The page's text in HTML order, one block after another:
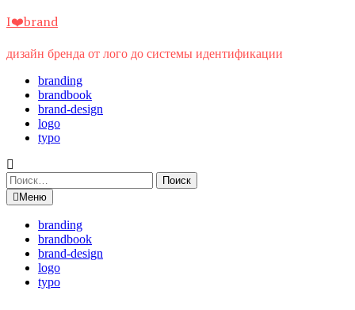
Перейти
содержимому
I❤️brand
дизайн бренда от лого до системы идентификации
branding
brandbook
brand-design
logo
typo
Найти:
Меню
branding
brandbook
brand-design
logo
typo